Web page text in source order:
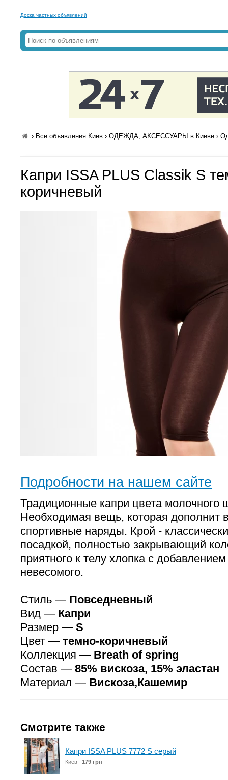
Доска частных объявлений
› Все объявления Киев ›ОДЕЖДА, АКСЕССУАРЫ в Киеве ›
Капри ISSA PLUS Classik S
коричневый
Подробности на нашем сайте
Традиционные капри цвета молочного
Необходимая вещь, которая дополнит
спортивные наряды. Крой -
посадкой, полностью закрывающий
приятного к телу хлопка с
невесомого.
Стиль — Повседневный
Вид — Капри
Размер — S
Цвет — темно-коричневый
Коллекция — Breath of spring
Состав — 85% вискоза, 15% эластан
Материал — Вискоза,Кашемир
Смотрите также
Капри ISSA PLUS 7772 S серый
Киев 179 грн